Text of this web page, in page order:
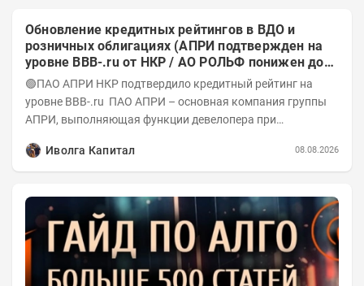
Обновление кредитных рейтингов в ВДО и
розничных облигациях (АПРИ подтвержден на
уровне BBB-.ru от НКР / АО РОЛЬФ понижен до
А-(RU) / Элит Строй присвоен на уровне BBB.ru)
🟢ПАО АПРИ НКР подтвердило кредитный рейтинг на
уровне BBB-.ru ПАО АПРИ – основная компания группы
АПРИ, выполняющая функции девелопера при
Иволга Капитал
08.08.2026